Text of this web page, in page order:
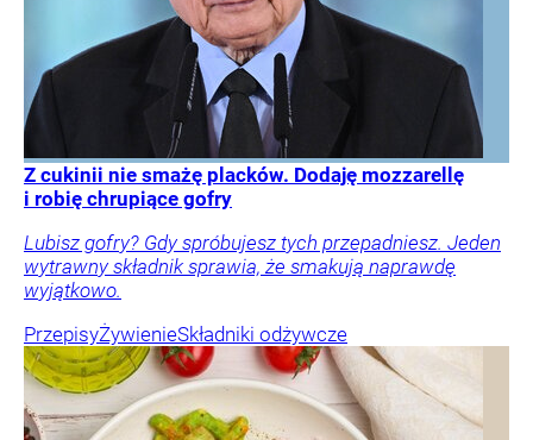
Z cukinii nie smażę placków. Dodaję mozzarellę
i robię chrupiące gofry
Lubisz gofry? Gdy spróbujesz tych przepadniesz. Jeden
wytrawny składnik sprawia, że smakują naprawdę
wyjątkowo.
PrzepisyŻywienieSkładniki odżywcze